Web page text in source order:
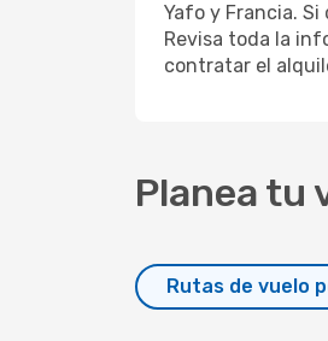
Yafo y Francia.
Revisa toda la
contratar el
Planea tu
Rutas de vuelo